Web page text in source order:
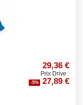
29,36 €
Prix Drive :
-5% 27,89 €